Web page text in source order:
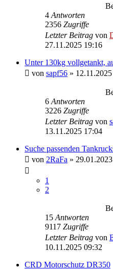
4 Antworten
2356 Zugriffe
Letzter Beitrag von
27.11.2025 19:16
Unter 130kg vollgetankt,
von sapf56 »
6 Antworten
3226 Zugriffe
Letzter Beitrag von
13.11.2025 17:04
Suche passenden
von 2RaFa »
1
2
15 Antworten
9117 Zugriffe
Letzter Beitrag von
10.11.2025 09:32
CRD Motorschutz DR350